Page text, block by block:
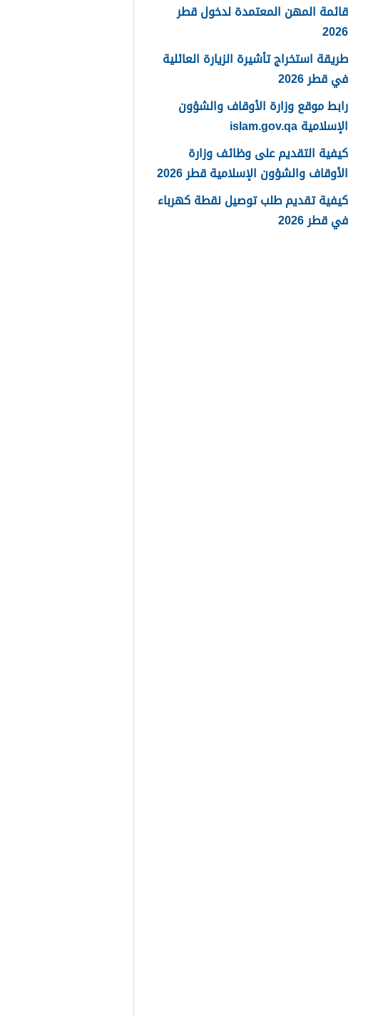
قائمة المهن المعتمدة لدخول قطر
2026
طريقة استخراج تأشيرة الزيارة العائلية
في قطر 2026
رابط موقع وزارة الأوقاف والشؤون
الإسلامية islam.gov.qa
كيفية التقديم على وظائف وزارة
الأوقاف والشؤون الإسلامية قطر 2026
كيفية تقديم طلب توصيل نقطة كهرباء
في قطر 2026